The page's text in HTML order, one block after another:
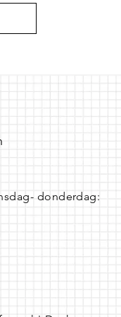
donderdag: